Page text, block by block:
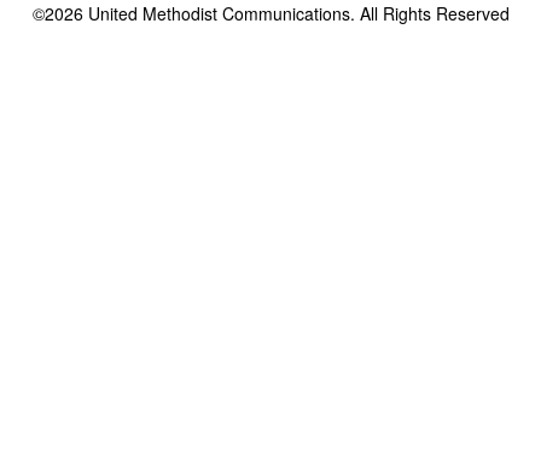
©2026United Methodist Communications. All Rights Reserved